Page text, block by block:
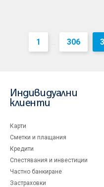
1 ... 306
Индивидуални
клиенти
Карти
Сметки и плащания
Кредити
Спестявания и инвестиции
Частно банкиране
Застраховки